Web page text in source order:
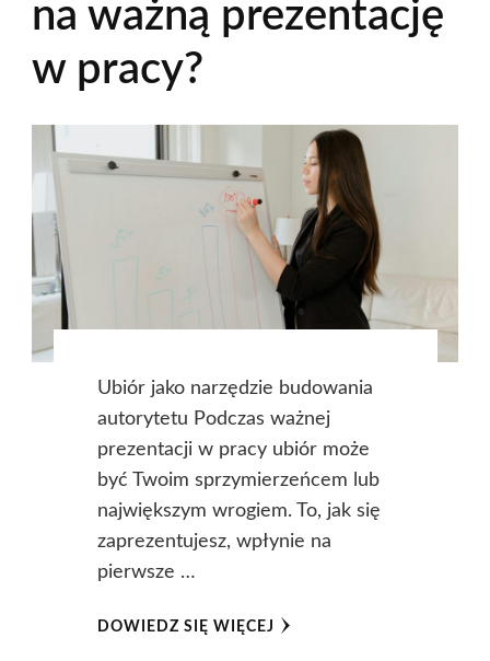
na ważną prezentację
w pracy?
Ubiór jako narzędzie budowania
autorytetu Podczas ważnej
prezentacji w pracy ubiór może
być Twoim sprzymierzeńcem lub
największym wrogiem. To, jak się
zaprezentujesz, wpłynie na
pierwsze …
DOWIEDZ SIĘ WIĘCEJ